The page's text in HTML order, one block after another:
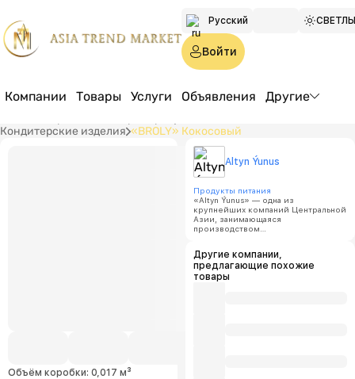
Русский
Türkmen
English
Войти
Компании Товары Услуги Объявления Другие
Кондитерские изделия «BROLY» Кокосовый
Объём коробки: 0,017 м³
Altyn Ýunus
Продукты питания
«Altyn Ýunus» — одна из
крупнейших компаний Центральной
Азии, занимающаяся
производством
производится из экологически
чистого сырья с использованием
натуральных добавок и
Другие компании,
предлагающие похожие
товары